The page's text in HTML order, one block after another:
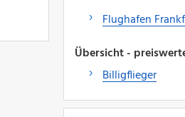
Flughafen
Übersicht -
Billigflieger